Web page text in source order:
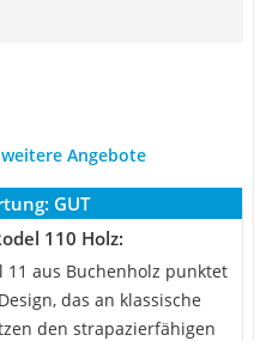
Angebote
GUT
110 Holz:
11 aus Buchenholz punktet
das an klassische
den strapazierfähigen